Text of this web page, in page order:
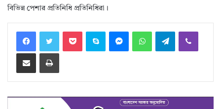
বিভিন্ন পেশার প্রতিনিধি প্রতিনিধিরা।
FacebookTwitter Pocket Skype MessengerWhatsAppTelegramViber
Share via Email Print